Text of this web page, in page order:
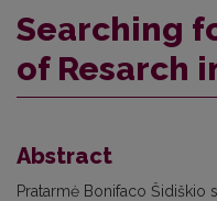
Searching
of Resarch
Abstract
Pratarmė Bonifaco Šidiškio